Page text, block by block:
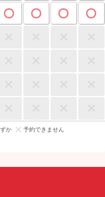
か 予約できません